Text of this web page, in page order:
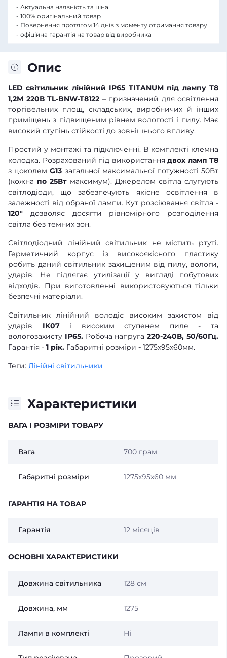
Опис
LED світильник лінійний IP65 TITANUM під лампу Т8
1,2М 220В TL-BNW-T8122 – призначений для освітлення
торгівельних площ, складських, виробничих й інших
приміщень з підвищеним рівнем вологості і пилу. Має
високий ступінь стійкості до зовнішнього впливу.
Простий у монтажі та підключенні. В комплекті клемна
колодка. Розрахований під використання двох ламп Т8
з цоколемG13 загальної максимальної потужності 50Вт
(кожна по 25Втмаксимум). Джерелом світла слугують
світлодіоди, що забезпечують якісне освітлення в
залежності від обраної лампи. Кут розсіювання світла -
120° дозволяє досягти рівномірного розподілення
світла без темних зон.
Світлодіодний лінійний світильник не містить ртуті.
Герметичний корпус із високоякісного пластику
робить даний світильник захищеним від пилу, вологи,
ударів. Не підлягає утилізації у вигляді побутових
відходів. При виготовленні використовуються тільки
безпечні матеріали.
Світильник лінійний володіє високим захистом від
ударів IK07і високим ступенем пиле - та
вологозахисту IP65. Робоча напруга220-240В, 50/60Гц.
Гарантія - 1 рік. Габаритні розміри - 1275х95х60мм.
Теги: Лінійні світильники
Характеристики
ВАГА І РОЗМІРИ ТОВАРУ
Вага 700 грам
Габаритні розміри 1275х95х60 мм
ГАРАНТІЯ НА ТОВАР
Гарантія 12 місяців
ОСНОВНІ ХАРАКТЕРИСТИКИ
Довжина світильника 128 см
Довжина, мм 1275
Лампи в комплекті Ні
- Актуальна наявність та ціна
- 100% оригінальний товар
- Повернення протягом 14 днів з моменту отримання товару
- офіційна гарантія на товар від виробника